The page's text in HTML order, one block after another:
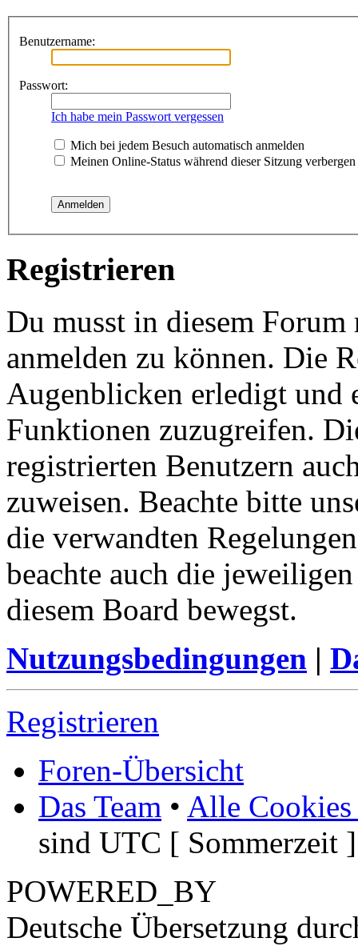
Benutzername:
Passwort:
Ich habe mein Passwort vergessen
Mich bei jedem Besuch automatisch anmelden
Meinen Online-Status während dieser Sitzung verbergen
Registrieren
Du musst in diesem
anmelden zu können. Die
Augenblicken erledigt und
Funktionen zuzugreifen.
registrierten Benutzern
zuweisen. Beachte bitte
die verwandten
beachte auch die
diesem Board bewegst.
Nutzungsbedingungen |
Registrieren
Foren-Übersicht
Das Team • Alle Cookies
sind UTC [ Sommerzeit ]
POWERED_BY
Deutsche Übersetzung